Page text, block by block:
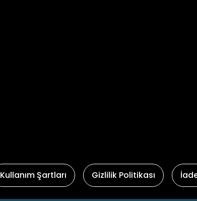
Kullanım Şartları Gizlilik Politikası